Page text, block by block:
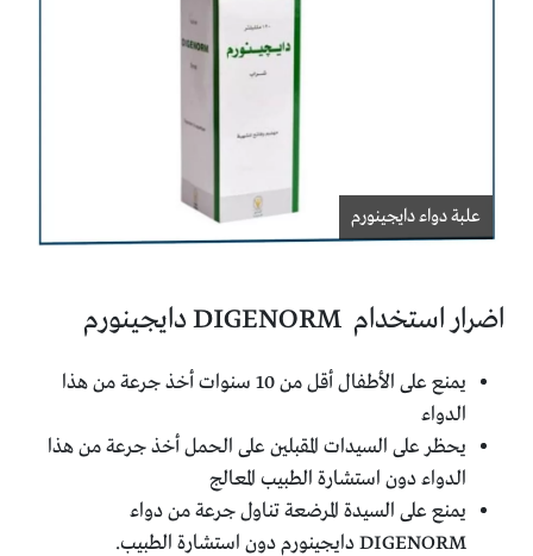
علبة دواء دايجينورم
اضرار استخدام DIGENORM دايجينورم
يمنع على الأطفال أقل من 10 سنوات أخذ جرعة من هذا
الدواء
يحظر على السيدات المقبلين على الحمل أخذ جرعة من هذا
الدواء دون استشارة الطبيب المعالج
يمنع على السيدة المرضعة تناول جرعة من دواء
DIGENORM دايجينورم دون استشارة الطبيب.